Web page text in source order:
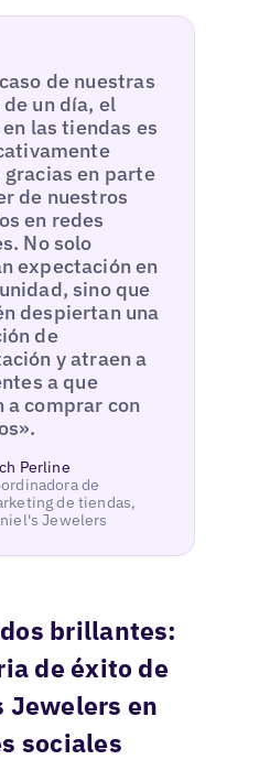
de nuestras
un día, el
las tiendas es
gracias en parte
de nuestros
en redes
No solo
expectación en
sino que
despiertan una
de
y atraen a
a que
a comprar con
Perline
de
de tiendas,
Jewelers
brillantes:
de éxito de
Jewelers en
sociales